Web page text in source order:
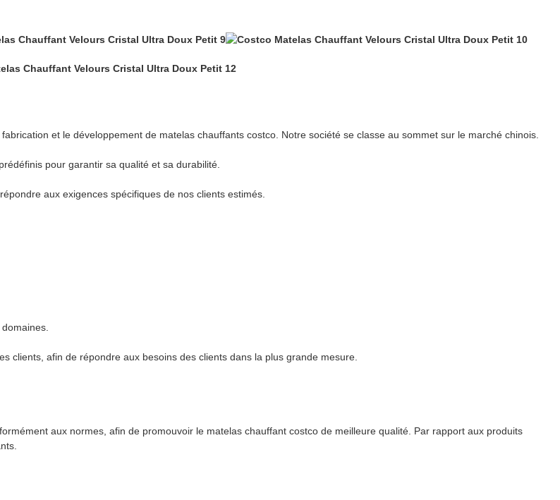
et le développement de matelas chauffants costco. Notre société se classe au sommet sur le marché chinois.
pour garantir sa qualité et sa durabilité.
aux exigences spécifiques de nos clients estimés.
clients, afin de répondre aux besoins des clients dans la plus grande mesure.
aux normes, afin de promouvoir le matelas chauffant costco de meilleure qualité. Par rapport aux produits